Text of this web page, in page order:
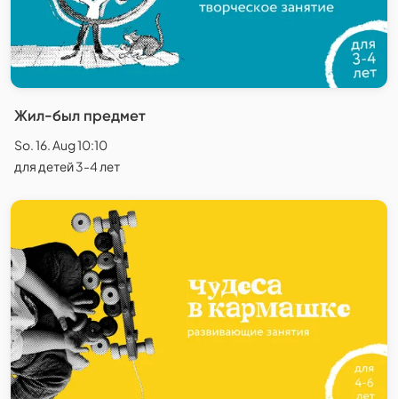
Жил-был предмет
So. 16. Aug 10:10
для детей 3-4 лет